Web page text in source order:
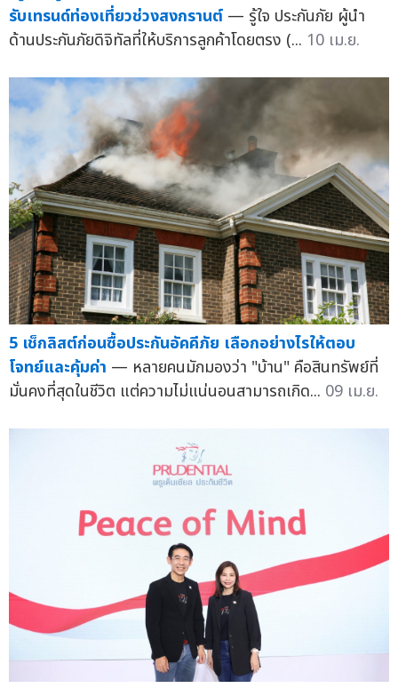
รับเทรนด์ท่องเที่ยวช่วงสงกรานต์ — รู้ใจ ประกันภัย ผู้นำ
ด้านประกันภัยดิจิทัลที่ให้บริการลูกค้าโดยตรง (... 10 เม.ย.
5 เช็กลิสต์ก่อนซื้อประกันอัคคีภัย เลือกอย่างไรให้ตอบ
โจทย์และคุ้มค่า — หลายคนมักมองว่า "บ้าน" คือสินทรัพย์ที่
มั่นคงที่สุดในชีวิต แต่ความไม่แน่นอนสามารถเกิด... 09 เม.ย.